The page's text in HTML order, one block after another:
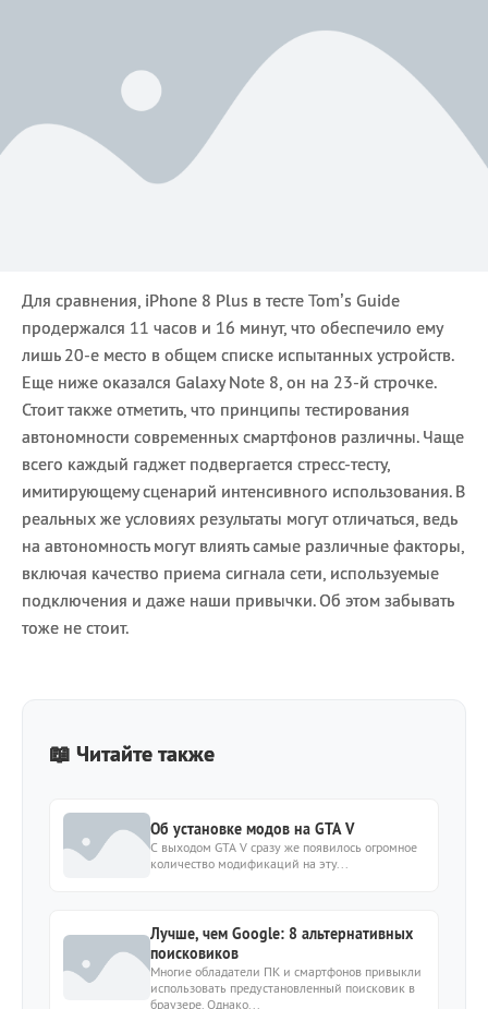
Для сравнения, iPhone 8 Plus в тесте Tom’s Guide
продержался 11 часов и 16 минут, что обеспечило ему
лишь 20-е место в общем списке испытанных устройств.
Еще ниже оказался Galaxy Note 8, он на 23-й строчке.
Стоит также отметить, что принципы тестирования
автономности современных смартфонов различны. Чаще
всего каждый гаджет подвергается стресс-тесту,
имитирующему сценарий интенсивного использования. В
реальных же условиях результаты могут отличаться, ведь
на автономность могут влиять самые различные факторы,
включая качество приема сигнала сети, используемые
подключения и даже наши привычки. Об этом забывать
тоже не стоит.
📖 Читайте также
Об установке модов на GTA V
С выходом GTA V сразу же появилось огромное
количество модификаций на эту...
Лучше, чем Google: 8 альтернативных
поисковиков
Многие обладатели ПК и смартфонов привыкли
использовать предустановленный поисковик в
браузере. Однако...